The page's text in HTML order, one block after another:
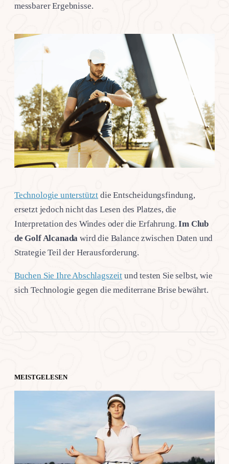
messbarer Ergebnisse.
Technologie unterstützt die Entscheidungsfindung,
ersetzt jedoch nicht das Lesen des Platzes, die
Interpretation des Windes oder die Erfahrung.Im Club
de Golf Alcanada wird die Balance zwischen Daten und
Strategie Teil der Herausforderung.
Buchen Sie Ihre Abschlagszeit und testen Sie selbst, wie
sich Technologie gegen die mediterrane Brise bewährt.
MEISTGELESEN